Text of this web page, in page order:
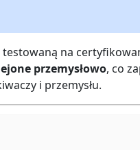
na
przemysłowo, co
i przemysłu.